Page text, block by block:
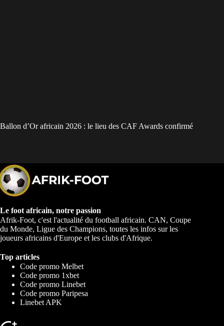
Ballon d’Or africain 2026 : le lieu des CAF Awards confirmé
Le foot africain, notre passion
Afrik-Foot, c'est l'actualité du football africain. CAN, Coupe
du Monde, Ligue des Champions, toutes les infos sur les
joueurs africains d'Europe et les clubs d'Afrique.
Top articles
Code promo Melbet
Code promo 1xbet
Code promo Linebet
Code promo Paripesa
Linebet APK